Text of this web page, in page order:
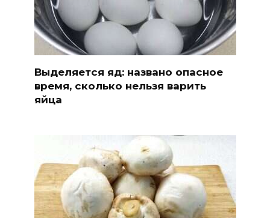
Выделяется яд: названо опасное
время, сколько нельзя варить
яйца